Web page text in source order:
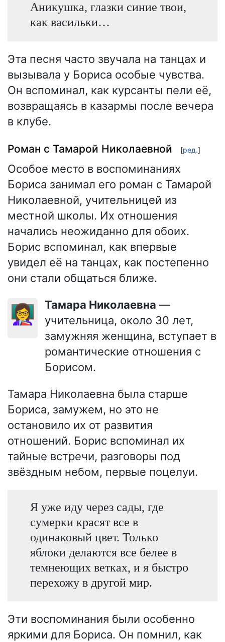
Аникушка, глазки синие твои,
как васильки…
Эта песня часто звучала на танцах и
вызывала у Бориса особые чувства.
Он вспоминал, как курсанты пели её,
возвращаясь в казармы после вечера
в клубе.
Роман с Тамарой Николаевной [ред.]
Особое место в воспоминаниях
Бориса занимал его роман с Тамарой
Николаевной, учительницей из
местной школы. Их отношения
начались неожиданно для обоих.
Борис вспоминал, как впервые
увидел её на танцах, как постепенно
они стали общаться ближе.
👩‍🏫 Тамара Николаевна —
учительница, около 30 лет,
замужняя женщина, вступает в
романтические отношения с
Борисом.
Тамара Николаевна была старше
Бориса, замужем, но это не
остановило их от развития
отношений. Борис вспоминал их
тайные встречи, разговоры под
звёздным небом, первые поцелуи.
Я уже иду через сады, где
сумерки красят все в
одинаковый цвет. Только
яблоки делаются все белее в
темнеющих ветках, и я быстро
перехожу в другой мир.
Эти воспоминания были особенно
яркими для Бориса. Он помнил, как